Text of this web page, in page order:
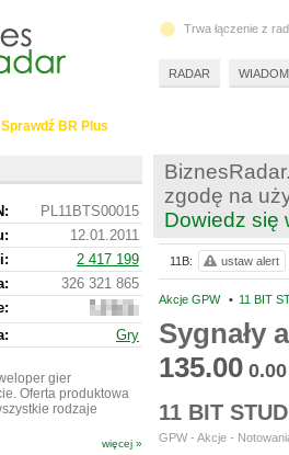
zgodę na
Dowiedz się
Akcje GPW • 11 BIT
Sygnały
135.00 0.00
11 BIT
GPW - Akcje -
11B: ustaw alert
Sprawdź BR Plus
PL11BTS00015
12.01.2011
2 417 199
326 321 865
277
999
865
Gry
gier
Oferta produktowa
rodzaje
więcej »
Trwa łączenie z
RADAR